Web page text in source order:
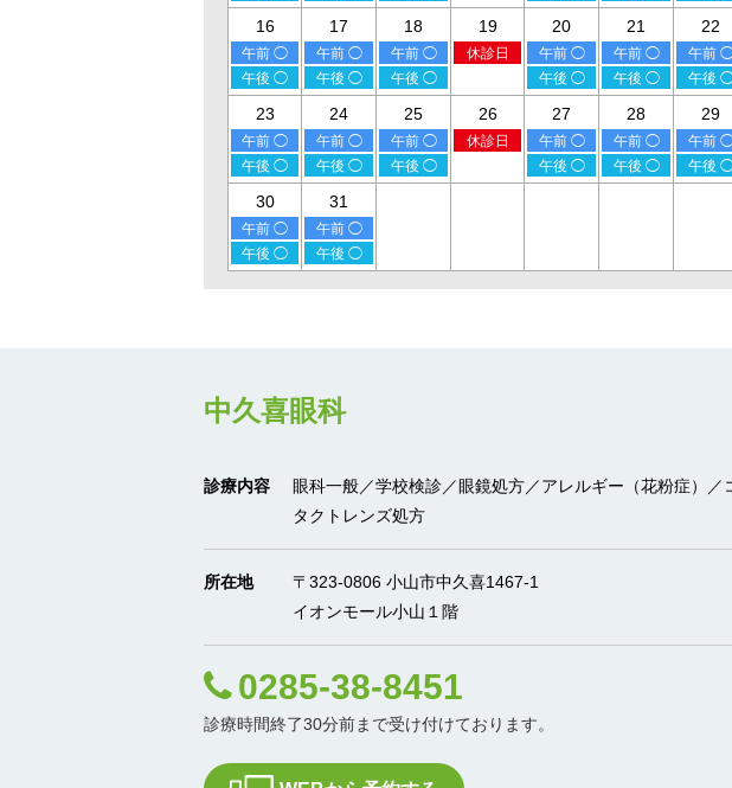
16
午前 ◯
午後 ◯
17
午前 ◯
午後 ◯
18
午前 ◯
午後 ◯
19
休診日
20
午前 ◯
午後 ◯
21
午前 ◯
午後 ◯
22
午前
午後
23
午前 ◯
午後 ◯
24
午前 ◯
午後 ◯
25
午前 ◯
午後 ◯
26
休診日
27
午前 ◯
午後 ◯
28
午前 ◯
午後 ◯
29
午前
午後
30
午前 ◯
午後 ◯
31
午前 ◯
午後 ◯
中久喜眼科
診療内容
眼科一般／学校検診／眼鏡処方／アレルギー（花粉症）／
タクトレンズ処方
所在地
〒323-0806 小山市中久喜1467-1
イオンモール小山１階
0285-38-8451
診療時間終了30分前まで受け付けております。